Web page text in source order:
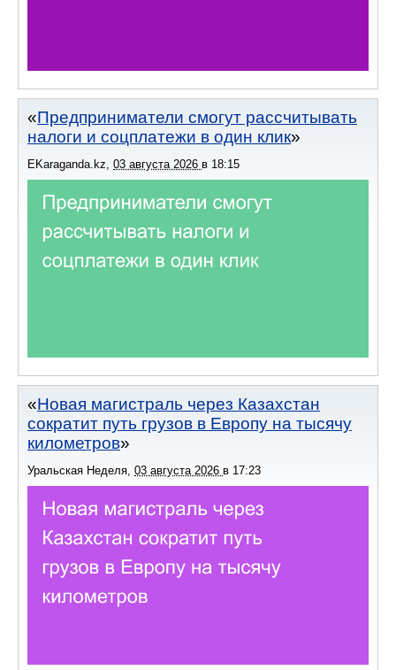
Предприниматели смогут рассчитывать
налоги и соцплатежи в один клик
EKaraganda.kz 03 августа 2026 в 18:15
Новая магистраль через Казахстан
сократит путь грузов в Европу на тысячу
километров
Уральская Неделя, 03 августа 2026 в 17:23